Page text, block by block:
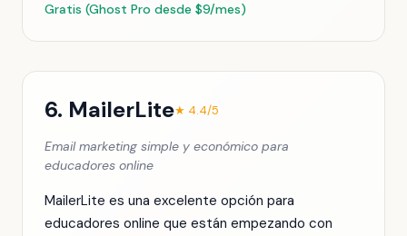
Gratis (Ghost Pro desde $9/mes)
6. MailerLite★ 4.4/5
Email marketing simple y económico para
educadores online
MailerLite es una excelente opción para
educadores online que están empezando con